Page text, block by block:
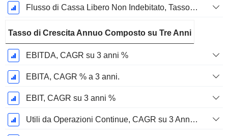
Flusso di Cassa Libero Non Indebitato, Tasso di Crescita Annuo Composto su 2 Anni %
Tasso di Crescita Annuo Composto su Tre Anni
EBITDA, CAGR su 3 anni %
EBITA, CAGR % a 3 anni.
EBIT, CAGR su 3 anni %
Utili da Operazioni Continue, CAGR su 3 Anni %